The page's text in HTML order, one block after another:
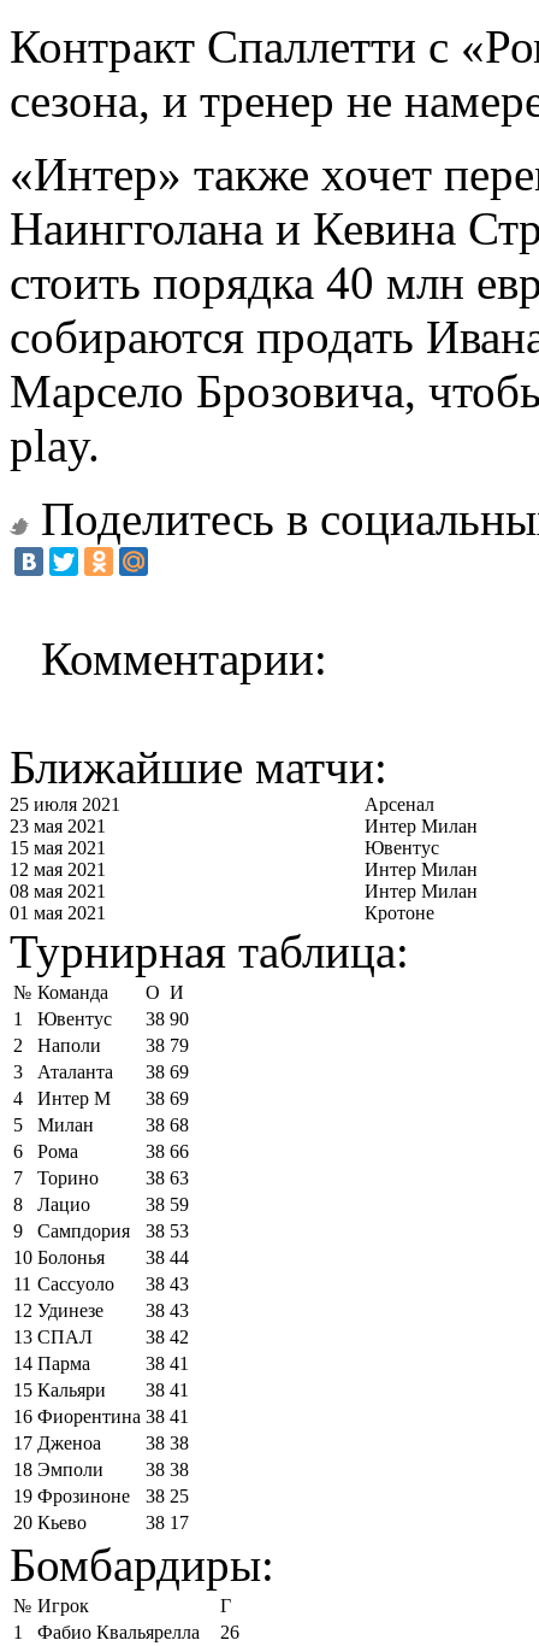
Контракт Спаллетти с
сезона, и тренер не
«Интер» также хочет
Наингголана и Кевина
стоить порядка 40 млн
собираются продать
Марсело Брозовича,
play.
Поделитесь в
Комментарии:
Ближайшие матчи:
25 июля 2021
Арсенал
23 мая 2021
Интер Милан
15 мая 2021
Ювентус
12 мая 2021
Интер Милан
08 мая 2021
Интер Милан
01 мая 2021
Кротоне
Турнирная таблица:
№ Команда О И
1
Ювентус 38 90
2
Наполи 38 79
3
Аталанта 38 69
4
Интер М 38 69
5
Милан 38 68
6
Рома 38 66
7
Торино 38 63
8
Лацио 38 59
9
Сампдория 38 53
10 Болонья 38 44
11 Сассуоло 38 43
12 Удинезе 38 43
13 СПАЛ 38 42
14 Парма 38 41
15 Кальяри 38 41
16 Фиорентина 38 41
17 Дженоа 38 38
18 Эмполи 38 38
19 Фрозиноне 38 25
20 Кьево 38 17
Бомбардиры:
№ Игрок
Г
1
Фабио Квальярелла
26